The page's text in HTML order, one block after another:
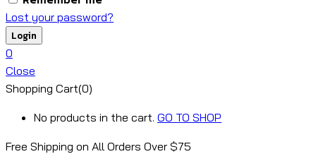
Lost your password?
0
Close
Shopping Cart(0)
No products in the cart. GO TO SHOP
Free Shipping on All Orders Over $75